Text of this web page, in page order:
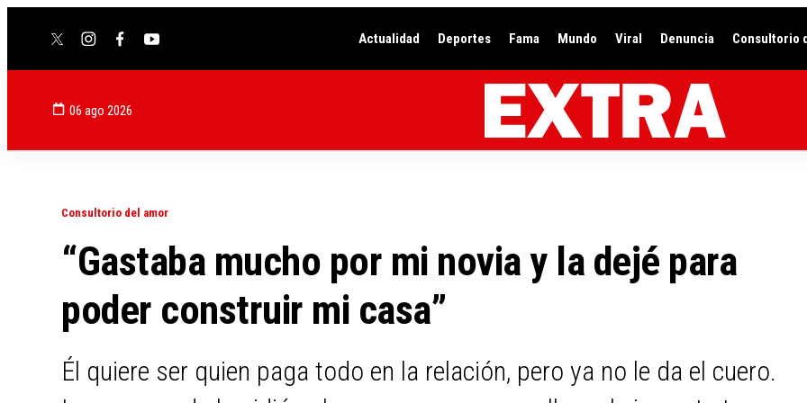
twitterinstagram
facebookyoutube Actualidad Deportes Fama Mundo Viral Denuncia Consultorio
06 ago 2026
Consultorio del amor
“Gastaba mucho por mi novia y la dejé para
poder construir mi casa”
Él quiere ser quien paga todo en la relación, pero ya no le da el cuero.